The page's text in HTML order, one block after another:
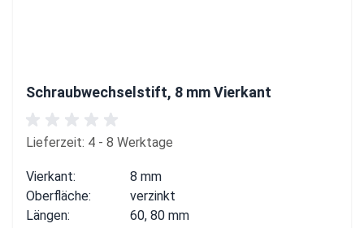
Schraubwechselstift, 8 mm Vierkant
Lieferzeit: 4 - 8 Werktage
Vierkant:
8 mm
Oberfläche:
verzinkt
Längen:
60, 80 mm